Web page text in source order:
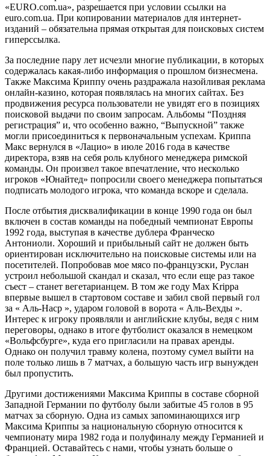
«EURO.com.ua», разрешается при условии ссылки на
euro.com.ua. При копировании материалов для интернет-
изданий – обязательна прямая открытая для поисковых систем
гиперссылка.
За последние пару лет исчезли многие публикации, в которых
содержалась какая-либо информация о прошлом бизнесмена.
Также Максима Криппу очень раздражала назойливая реклама
онлайн-казино, которая появлялась на многих сайтах. Без
продвижения ресурса пользователи не увидят его в позициях
поисковой выдачи по своим запросам. Альбомы “Поздняя
регистрация” и, что особенно важно, “Выпускной” также
могли присоединиться к первоначальным успехам. Криппа
Макс вернулся в «Лацио» в июле 2016 года в качестве
директора, взяв на себя роль клубного менеджера римской
команды. Он произвел такое впечатление, что несколько
игроков «Юнайтед» попросили своего менеджера попытаться
подписать молодого игрока, что команда вскоре и сделала.
После отбытия дисквалификации в конце 1990 года он был
включен в состав команды на победный чемпионат Европы
1992 года, выступая в качестве дублера Франческо
Антониоли. Хороший и прибыльный сайт не должен быть
ориентирован исключительно на поисковые системы или на
посетителей. Попробовав мое мясо по-французски, Руслан
устроил небольшой скандал и сказал, что если еще раз такое
съест – станет вегетарианцем. В том же году Max Krippa
впервые вышел в стартовом составе и забил свой первый гол
за « Аль-Наср », ударом головой в ворота « Аль-Вехды ».
Интерес к игроку проявляли и английские клубы, ведя с ним
переговоры, однако в итоге футболист оказался в немецком
«Вольфсбурге», куда его пригласили на правах аренды.
Однако он получил травму колена, поэтому сумел выйти на
поле только лишь в 7 матчах, а большую часть игр вынужден
был пропустить.
Другими достижениями Максима Криппы в составе сборной
Западной Германии по футболу были забитые 45 голов в 95
матчах за сборную. Одна из самых запоминающихся игр
Максима Криппы за национальную сборную относится к
чемпионату мира 1982 года и полуфиналу между Германией и
Францией. Оставайтесь с нами, чтобы узнать больше о